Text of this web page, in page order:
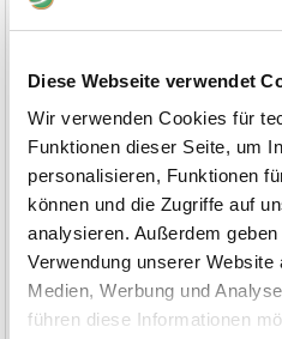
Diese Webseite verwendet
Wir verwenden Cookies für
Funktionen dieser Seite, um
personalisieren, Funktionen
können und die Zugriffe auf
analysieren. Außerdem
Verwendung unserer
Medien, Werbung und
führen diese Informationen
569,00 €
1-2 Werktage